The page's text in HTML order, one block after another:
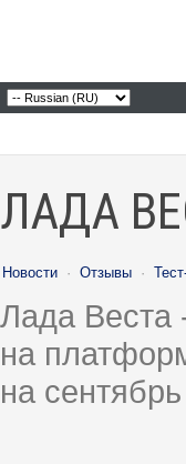
ЛАДА
Новости · Отзывы ·
Лада Веста
на
на